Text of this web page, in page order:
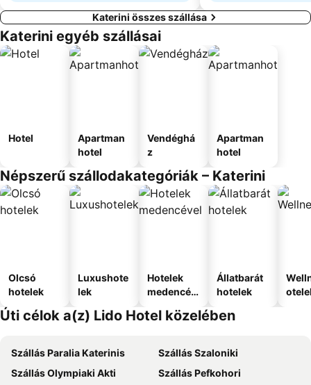
Katerini összes szállása
Katerini egyéb szállásai
Hotel
Apartman
hotel
Vendéghá
z
Apartman
hotel
Népszerű szállodakategóriák – Katerini
Olcsó
hotelek
Luxushote
lek
Hotelek
medencév
Állatbarát
hotelek
Úti célok a(z) Lido Hotel közelében
Szállás Paralia Katerinis
Szállás Szaloniki
Szállás Olympiaki Akti
Szállás Pefkohori